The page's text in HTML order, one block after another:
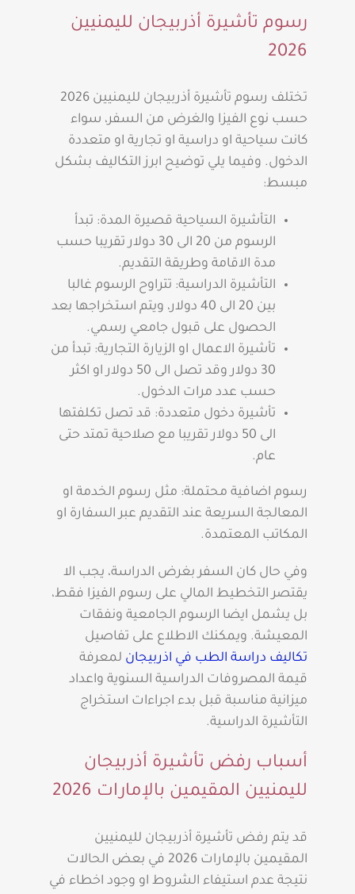
رسوم تأشيرة أذربيجان لليمنيين
2026
تختلف رسوم تأشيرة أذربيجان لليمنيين 2026
حسب نوع الفيزا والغرض من السفر، سواء
كانت سياحية او دراسية او تجارية او متعددة
الدخول. وفيما يلي توضيح ابرز التكاليف بشكل
مبسط:
التأشيرة السياحية قصيرة المدة: تبدأ
الرسوم من 20 الى 30 دولار تقريبا حسب
مدة الاقامة وطريقة التقديم.
التأشيرة الدراسية: تتراوح الرسوم غالبا
بين 20 الى 40 دولار، ويتم استخراجها بعد
الحصول على قبول جامعي رسمي.
تأشيرة الاعمال او الزيارة التجارية: تبدأ من
30 دولار وقد تصل الى 50 دولار او اكثر
حسب عدد مرات الدخول.
تأشيرة دخول متعددة: قد تصل تكلفتها
الى 50 دولار تقريبا مع صلاحية تمتد حتى
عام.
رسوم اضافية محتملة: مثل رسوم الخدمة او
المعالجة السريعة عند التقديم عبر السفارة او
المكاتب المعتمدة.
وفي حال كان السفر بغرض الدراسة، يجب الا
يقتصر التخطيط المالي على رسوم الفيزا فقط،
بل يشمل ايضا الرسوم الجامعية ونفقات
المعيشة. ويمكنك الاطلاع على تفاصيل
تكاليف دراسة الطب في اذربيجان لمعرفة
قيمة المصروفات الدراسية السنوية واعداد
ميزانية مناسبة قبل بدء اجراءات استخراج
التأشيرة الدراسية.
أسباب رفض تأشيرة أذربيجان
لليمنيين المقيمين بالإمارات 2026
قد يتم رفض تأشيرة أذربيجان لليمنيين
المقيمين بالإمارات 2026 في بعض الحالات
نتيجة عدم استيفاء الشروط او وجود اخطاء في